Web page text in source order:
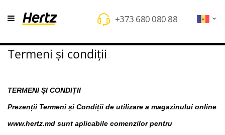
+373 680 080 88
Termeni și condiții
TERMENI ȘI CONDIȚII
Prezenții Termeni și Condiții de utilizare a magazinului online
www.hertz.md sunt aplicabile comenzilor pentru